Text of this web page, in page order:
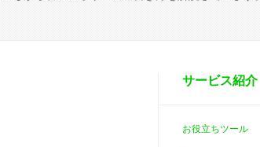
サービス紹介
お役立ちツール